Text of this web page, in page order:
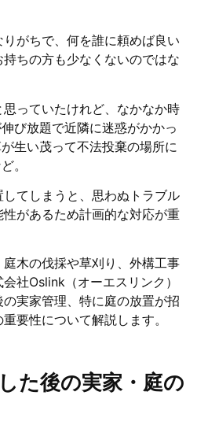
がちで、何を誰に頼めば良い
ちの方も少なくないのではな
思っていたけれど、なかなか時
び放題で近隣に迷惑がかかっ
生い茂って不法投棄の場所に
。
てしまうと、思わぬトラブル
があるため計画的な対応が重
木の伐採や草刈り、外構工事
社Oslink（オーエスリンク）
実家管理、特に庭の放置が招
要性について解説します。
た後の実家・庭の